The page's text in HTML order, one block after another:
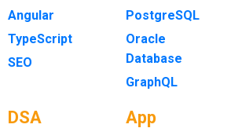
Angular
TypeScript
SEO
PostgreSQL
Oracle
Database
GraphQL
DSA App